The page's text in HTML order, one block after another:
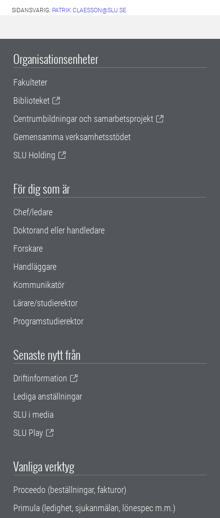
SIDANSVARIG: PATRIK.CLAESSON@SLU.SE
Organisationsenheter
Fakulteter
Biblioteket
Centrumbildningar och samarbetsprojekt
Gemensamma verksamhetsstödet
SLU Holding
För dig som är
Chef/ledare
Doktorand eller handledare
Forskare
Handläggare
Kommunikatör
Lärare/studierektor
Programstudierektor
Senaste nytt från
Driftinformation
Lediga anställningar
SLU i media
SLU Play
Vanliga verktyg
Proceedo (beställningar, fakturor)
Primula (ledighet, sjukanmälan, lönespec m.m.)